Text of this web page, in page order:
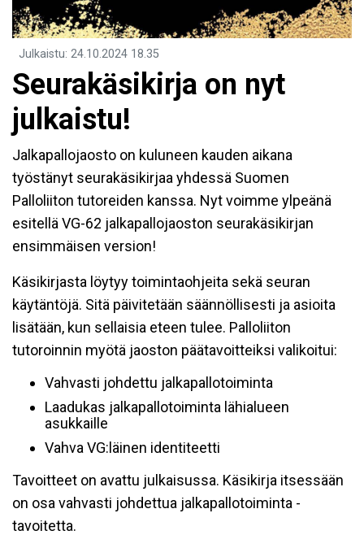
Julkaistu: 24.10.2024 18.35
Seurakäsikirja on nyt
julkaistu!
Jalkapallojaosto on kuluneen kauden aikana
työstänyt seurakäsikirjaa yhdessä Suomen
Palloliiton tutoreiden kanssa. Nyt voimme ylpeänä
esitellä VG-62 jalkapallojaoston seurakäsikirjan
ensimmäisen version!
Käsikirjasta löytyy toimintaohjeita sekä seuran
käytäntöjä. Sitä päivitetään säännöllisesti ja asioita
lisätään, kun sellaisia eteen tulee. Palloliiton
tutoroinnin myötä jaoston päätavoitteiksi valikoitui:
Vahvasti johdettu jalkapallotoiminta
Laadukas jalkapallotoiminta lähialueen
asukkaille
Vahva VG:läinen identiteetti
Tavoitteet on avattu julkaisussa. Käsikirja itsessään
on osa vahvasti johdettua jalkapallotoiminta -
tavoitetta.